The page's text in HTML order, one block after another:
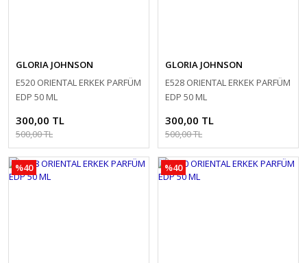
GLORIA JOHNSON
E520 ORIENTAL ERKEK PARFÜM
EDP 50 ML
300,00 TL
500,00 TL
GLORIA JOHNSON
E528 ORIENTAL ERKEK PARFÜM
EDP 50 ML
300,00 TL
500,00 TL
%40 %40